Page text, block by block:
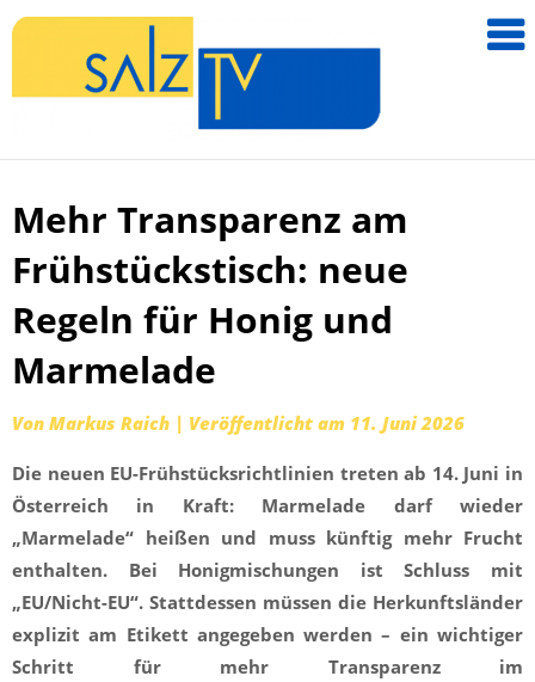
salzTV –
Zum
springen
Mehr Transparenz am
Frühstückstisch: neue
Regeln für Honig und
Marmelade
Von Markus Raich | Veröffentlicht am 11. Juni 2026
Die neuen EU-Frühstücksrichtlinien treten ab 14. Juni in
Österreich in Kraft: Marmelade darf wieder
„Marmelade“ heißen und muss künftig mehr Frucht
enthalten. Bei Honigmischungen ist Schluss mit
„EU/Nicht-EU“. Stattdessen müssen die Herkunftsländer
explizit am Etikett angegeben werden – ein wichtiger
Schritt für mehr Transparenz im